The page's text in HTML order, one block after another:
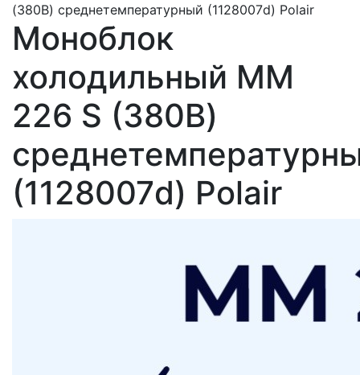
(380В) среднетемпературный (1128007d) Polair
Моноблок
холодильный MM
226 S (380В)
(1128007d) Polair